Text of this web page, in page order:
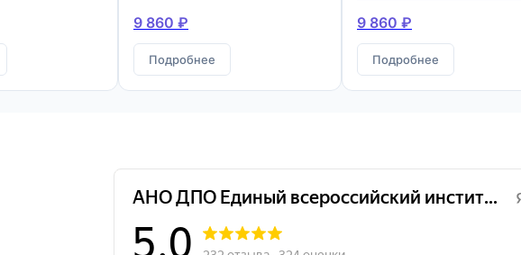
9 860 ₽
Подробнее
9 860 ₽
Подробнее